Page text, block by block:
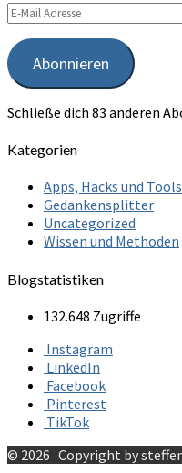
E-
Mail
Adresse
Abonnieren
Schließe dich 83 anderen
Kategorien
Apps, Hacks und Tools
Gedankensplitter
Uncategorized
Wissen und Methoden
Blogstatistiken
132.648 Zugriffe
Instagram
LinkedIn
Facebook
Pinterest
TikTok
© 2026 Copyright by